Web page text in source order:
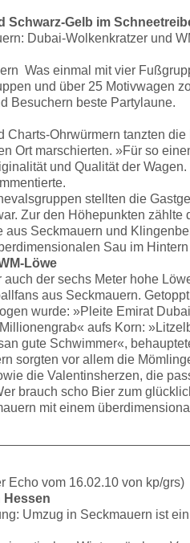
Schwarz-Gelb im
Dubai-Wolkenkratzer und
Was einmal mit vier
und über 25 Motivwagen
Besuchern beste Partylaune.
Charts-Ohrwürmern tanzten
Ort marschierten. »Für so
und Qualität der
stellten die
Zur den Höhepunkten
aus Seckmauern und
Sau im Hintern
Löwe
der sechs Meter hohe
aus Seckmauern.
wurde: »Pleite Emirat
aufs Korn:
gute Schwimmer«,
sorgten vor allem die
die Valentinsherzen, die
brauch scho Bier zum
mit einem
Echo vom 16.02.10 von kp/grs)
Hessen
Umzug in Seckmauern ist